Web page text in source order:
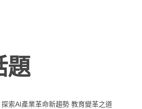
題
探索AI產業革命新趨勢 教育變革之道